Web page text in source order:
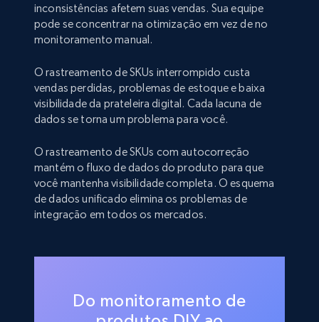
inconsistências afetem suas vendas. Sua equipe
pode se concentrar na otimização em vez de no
monitoramento manual.
O rastreamento de SKUs interrompido custa
vendas perdidas, problemas de estoque e baixa
visibilidade da prateleira digital. Cada lacuna de
dados se torna um problema para você.
O rastreamento de SKUs com autocorreção
mantém o fluxo de dados do produto para que
você mantenha visibilidade completa. O esquema
de dados unificado elimina os problemas de
integração em todos os mercados.
Do monitoramento de